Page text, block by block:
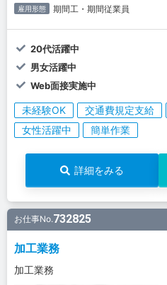
雇用形態 期間工・期間従業員
20代活躍中
男女活躍中
Web面接実施中
未経験OK 交通費規定支給
女性活躍中
簡単作業
詳細をみる
お仕事No.732825
加工業務
加工業務